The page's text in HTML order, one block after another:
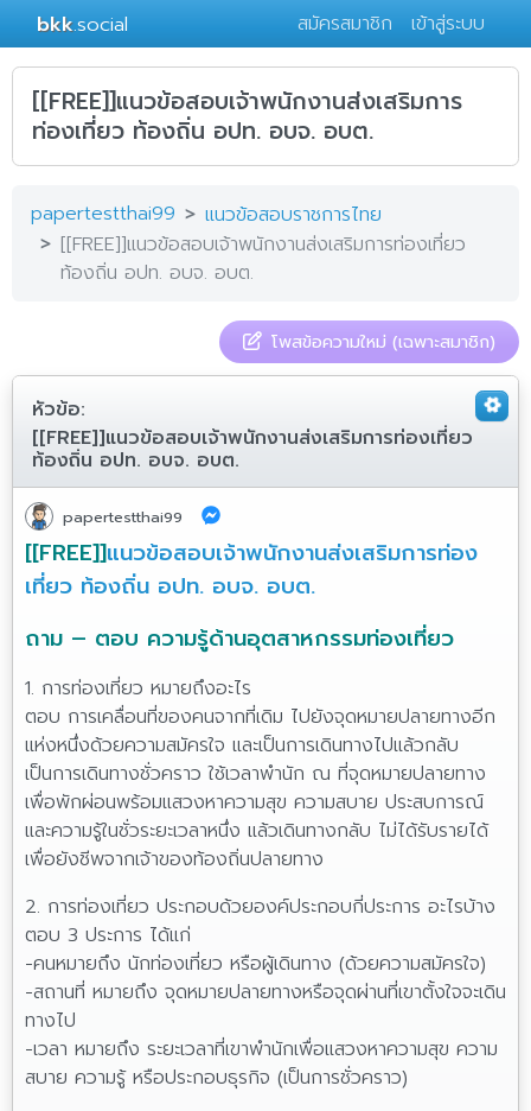
bkk.social สมัครสมาชิก เข้าสู่ระบบ
[[FREE]]แนวข้อสอบเจ้าพนักงานส่งเสริมการ
ท่องเที่ยว ท้องถิ่น อปท. อบจ. อบต.
papertestthai99
แนวข้อสอบราชการไทย
[[FREE]]แนวข้อสอบเจ้าพนักงานส่งเสริมการท่องเที่ยว
ท้องถิ่น อปท. อบจ. อบต.
โพสข้อความใหม่ (เฉพาะสมาชิก)
หัวข้อ:
[[FREE]]แนวข้อสอบเจ้าพนักงานส่งเสริมการท่องเที่ยว
ท้องถิ่น อปท. อบจ. อบต.
papertestthai99
[[FREE]]แนวข้อสอบเจ้าพนักงานส่งเสริมการท่อง
เที่ยว ท้องถิ่น อปท. อบจ. อบต.
1. การท่องเที่ยว หมายถึงอะไร
ตอบ การเคลื่อนที่ของคนจากที่เดิม ไปยังจุดหมายปลายทางอีก
แห่งหนึ่งด้วยความสมัครใจ และเป็นการเดินทางไปแล้วกลับ
เป็นการเดินทางชั่วคราว ใช้เวลาพำนัก ณ ที่จุดหมายปลายทาง
เพื่อพักผ่อนพร้อมแสวงหาความสุข ความสบาย ประสบการณ์
และความรู้ในชั่วระยะเวลาหนึ่ง แล้วเดินทางกลับ ไม่ได้รับรายได้
เพื่อยังชีพจากเจ้าของท้องถิ่นปลายทาง
2. การท่องเที่ยว ประกอบด้วยองค์ประกอบกี่ประการ อะไรบ้าง
ตอบ 3 ประการ ได้แก่
-คนหมายถึง นักท่องเที่ยว หรือผู้เดินทาง (ด้วยความสมัครใจ)
-สถานที่ หมายถึง จุดหมายปลายทางหรือจุดผ่านที่เขาตั้งใจจะเดิน
ทางไป
-เวลา หมายถึง ระยะเวลาที่เขาพำนักเพื่อแสวงหาความสุข ความ
สบาย ความรู้ หรือประกอบธุรกิจ (เป็นการชั่วคราว)